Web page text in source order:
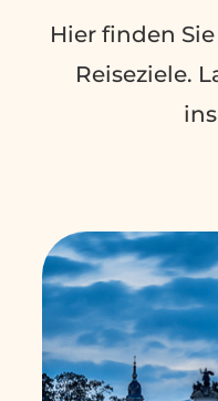
Hier finden
Reiseziele.